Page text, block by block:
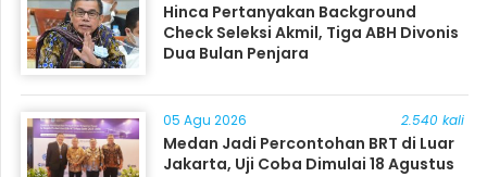
Hinca Pertanyakan Background
Check Seleksi Akmil, Tiga ABH Divonis
Dua Bulan Penjara
05 Agu 2026 2.540 kali
Medan Jadi Percontohan BRT di Luar
Jakarta, Uji Coba Dimulai 18 Agustus